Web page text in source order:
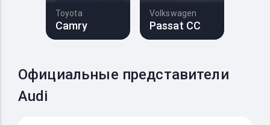
Toyota
Camry
Volkswagen
Passat CC
Официальные представители
Audi